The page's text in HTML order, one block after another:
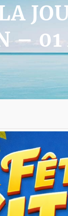
–